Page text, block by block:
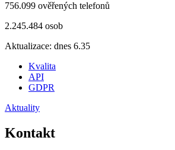
756.099 ověřených telefonů
2.245.484 osob
Aktualizace: dnes 6.35
Kvalita
API
GDPR
Aktuality
Kontakt